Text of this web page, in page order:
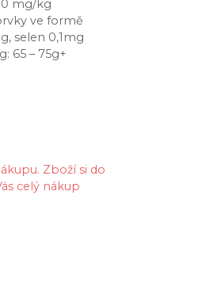
mg/kg
ve formě
selen 0,1mg
65 – 75g+
Zboží si do
celý nákup